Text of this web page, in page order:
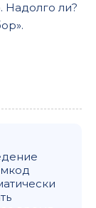
Надолго ли?